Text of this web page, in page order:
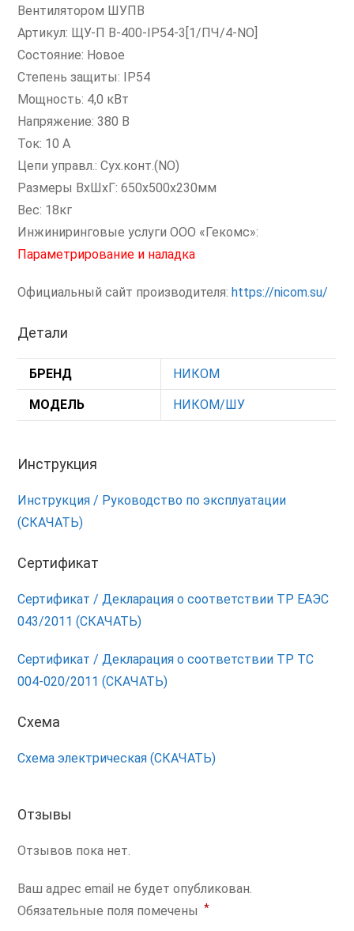
Вентилятором ШУПВ
Артикул: ЩУ-П В-400-IP54-3[1/ПЧ/4-NO]
Состояние: Новое
Степень защиты: IP54
Мощность: 4,0 кВт
Напряжение: 380 В
Ток: 10 А
Цепи управл.: Сух.конт.(NO)
Размеры ВxШxГ: 650х500х230мм
Вес: 18кг
Инжиниринговые услуги ООО «Гекомс»:
Параметрирование и наладка
Официальный сайт производителя:https://nicom.su/
Детали
БРЕНД НИКОМ
МОДЕЛЬ НИКОМ/ШУ
Инструкция
Инструкция / Руководство по эксплуатации
(СКАЧАТЬ)
Сертификат
Сертификат / Декларация о соответствии ТР ЕАЭС
043/2011 (СКАЧАТЬ)
Сертификат / Декларация о соответствии ТР ТС
004-020/2011 (СКАЧАТЬ)
Схема
Схема электрическая (СКАЧАТЬ)
Отзывы
Отзывов пока нет.
Ваш адрес email не будет опубликован.
Обязательные поля помечены *